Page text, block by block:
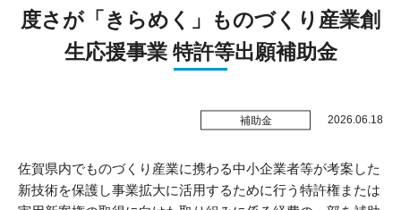
目的別 組織別
補助金の活用
生産性改善・デジタル化
支援事例
受付時間 / 月～金曜日 8:30～17:15
お問い合わせ
度さが「きらめく」ものづくり産業創
生応援事業 特許等出願補助金
補助金 2026.06.18
佐賀県内でものづくり産業に携わる中小企業者等が考案した
新技術を保護し事業拡大に活用するために行う特許権または